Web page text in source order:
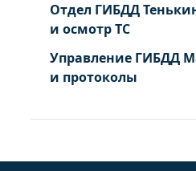
Отдел ГИБДД
и осмотр ТС
Управление ГИБДД
и протоколы